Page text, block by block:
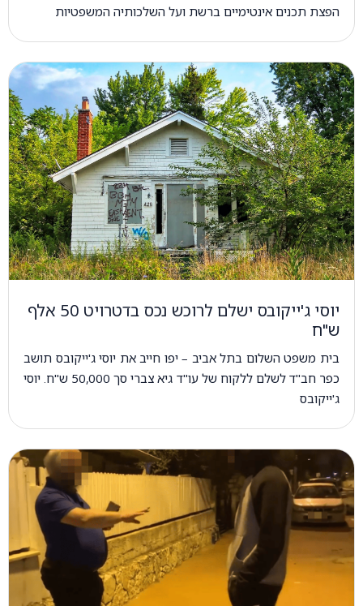
הפצת תכנים אינטימיים ברשת ועל השלכותיה המשפטיות
יוסי ג'ייקובס ישלם לרוכש נכס בדטרויט 50 אלף
ש"ח
בית משפט השלום בתל אביב – יפו חייב את יוסי ג'ייקובס תושב
כפר חב"ד לשלם ללקוח של עו"ד גיא צברי סך 50,000 ש"ח. יוסי
ג'ייקובס